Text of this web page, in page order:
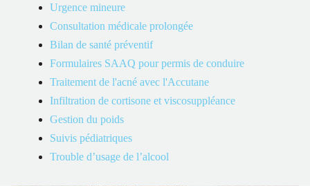
Urgence mineure
Consultation médicale prolongée
Bilan de santé préventif
Formulaires SAAQ pour permis de conduire
Traitement de l'acné avec l'Accutane
Infiltration de cortisone et viscosuppléance
Gestion du poids
Suivis pédiatriques
Trouble d’usage de l’alcool
Fière de contribuer au bien-être de ses patients, Marie-Pierre
propose des soins humains et adaptés à chacun d’eux, toujours
avec le souci d’améliorer leur qualité de vie.